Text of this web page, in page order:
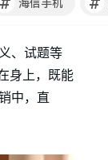
海信手机
、试题等
身上，既能
中，直